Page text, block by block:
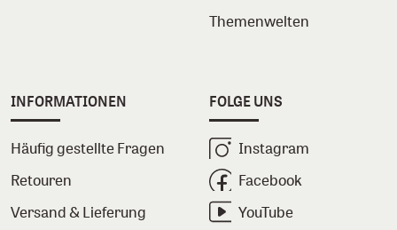
Themenwelten
INFORMATIONEN
Häufig gestellte Fragen
Retouren
Versand & Lieferung
FOLGE UNS
Instagram
Facebook
YouTube